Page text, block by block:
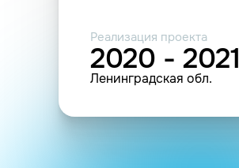
Реализация проекта
2020 - 2021
Ленинградская обл.